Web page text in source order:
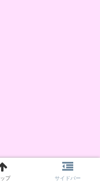
ップ サイドバー